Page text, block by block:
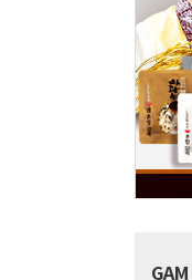
GAM